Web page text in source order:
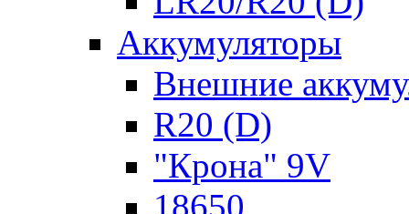
Аккумуляторы
Внешние
R20 (D)
"Крона" 9V